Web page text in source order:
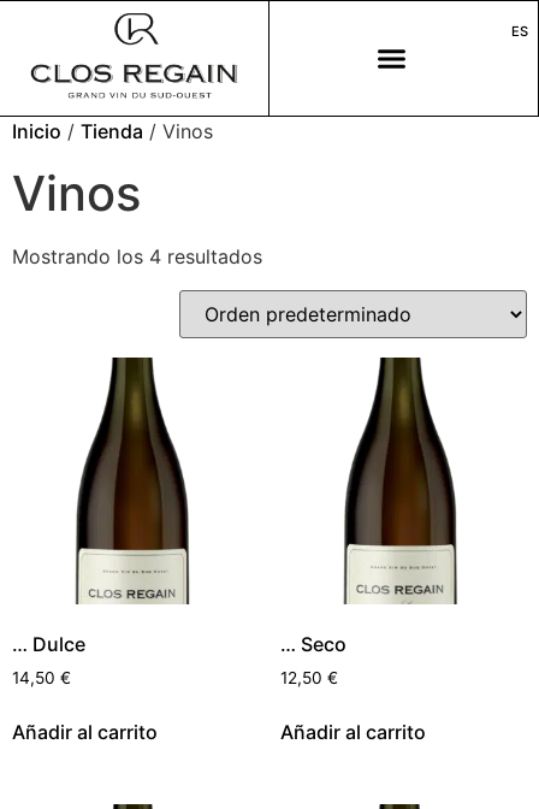
ES
Inicio / Tienda / Vinos
Vinos
Mostrando los 4 resultados
… Dulce
14,50 €
Añadir al carrito
… Seco
12,50 €
Añadir al carrito